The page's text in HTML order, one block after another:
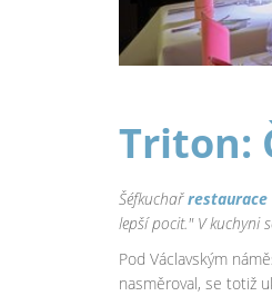
Triton:
Šéfkuchařrestaurace
lepší pocit." V kuchyni
Pod Václavským
nasměroval, se totiž